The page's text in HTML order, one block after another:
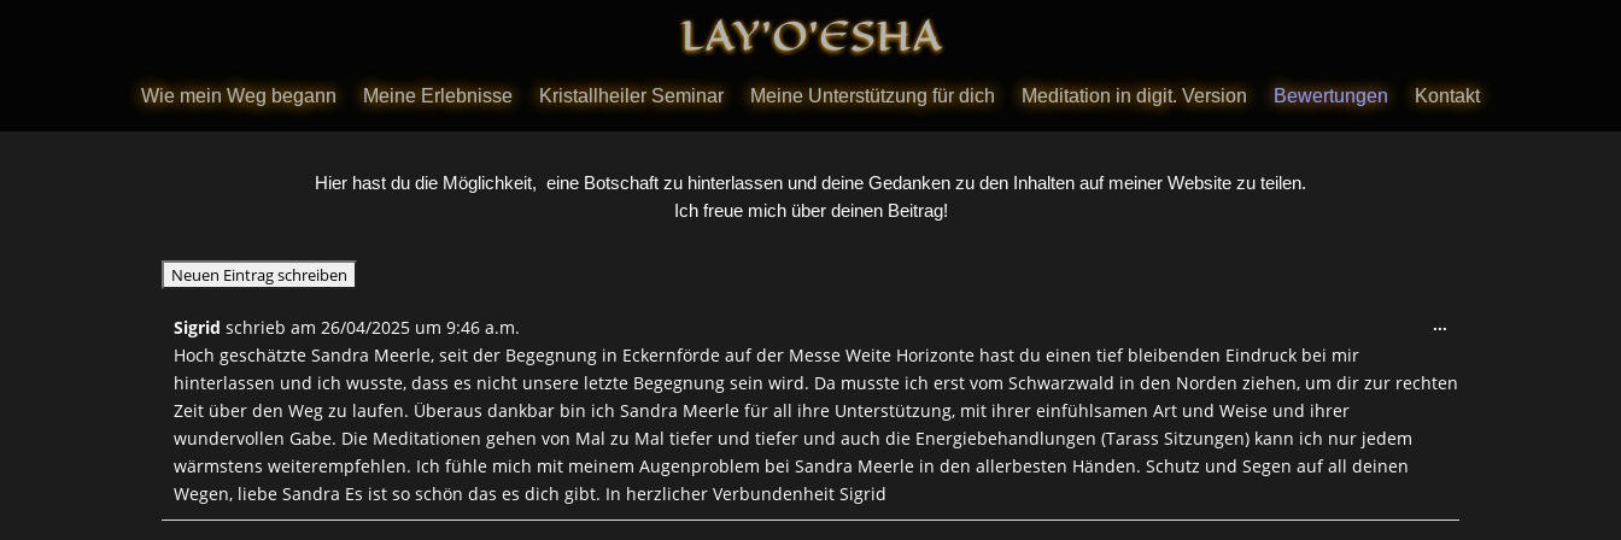
LAY’O’ESHA
Wie mein Weg begann Meine Erlebnisse Kristallheiler Seminar Meine Unterstützung für dich Meditation in digit. Version Bewertungen Kontakt
LAY’O’ESHA
Wie mein Weg begann Meine Erlebnisse Kristallheiler Seminar Meine Unterstützung für dich Meditation in digit. Version Bewertungen Kontakt
Hier hast du die Möglichkeit, eine Botschaft zu hinterlassen und deine Gedanken zu den Inhalten auf meiner Website zu teilen.
Ich freue mich über deinen Beitrag!
Sigridschrieb am 26/04/2025 um 9:46 a.m.
Hoch geschätzte Sandra Meerle, seit der Begegnung in Eckernförde auf der Messe Weite Horizonte hast du einen tief bleibenden Eindruck bei mir
hinterlassen und ich wusste, dass es nicht unsere letzte Begegnung sein wird. Da musste ich erst vom Schwarzwald in den Norden ziehen, um dir zur rechten
Zeit über den Weg zu laufen. Überaus dankbar bin ich Sandra Meerle für all ihre Unterstützung, mit ihrer einfühlsamen Art und Weise und ihrer
wundervollen Gabe. Die Meditationen gehen von Mal zu Mal tiefer und tiefer und auch die Energiebehandlungen (Tarass Sitzungen) kann ich nur jedem
wärmstens weiterempfehlen. Ich fühle mich mit meinem Augenproblem bei Sandra Meerle in den allerbesten Händen. Schutz und Segen auf all deinen
Wegen, liebe Sandra Es ist so schön das es dich gibt. In herzlicher Verbundenheit Sigrid
...Diese